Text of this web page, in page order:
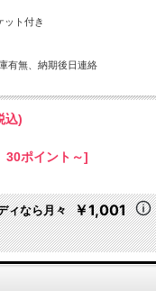
ット付き
有無、納期後日連絡
込)
ポイント～]
ィなら月々 ￥1,001